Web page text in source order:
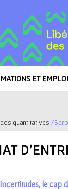
ET
quantitatives /
le cap